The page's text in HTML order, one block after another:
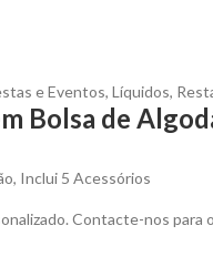
e Eventos, Líquidos,
Bolsa de
Inclui 5 Acessórios
Contacte-nos